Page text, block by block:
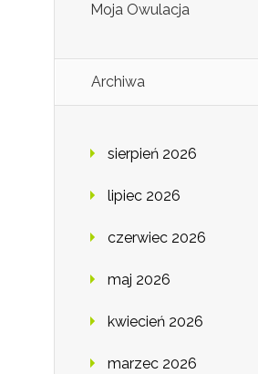
Moja Owulacja
Archiwa
sierpień 2026
lipiec 2026
czerwiec 2026
maj 2026
kwiecień 2026
marzec 2026